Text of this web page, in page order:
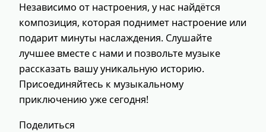
Независимо от настроения, у нас найдётся
композиция, которая поднимет настроение или
подарит минуты наслаждения. Слушайте
лучшее вместе с нами и позвольте музыке
рассказать вашу уникальную историю.
Присоединяйтесь к музыкальному
приключению уже сегодня!
Поделиться